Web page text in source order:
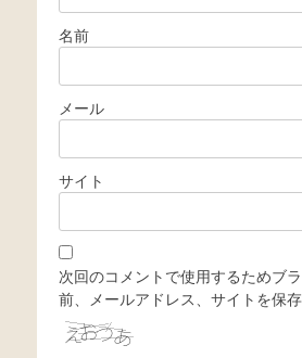
名前
メール
サイト
次回のコメントで使用するためブ
前、メールアドレス、サイトを保存